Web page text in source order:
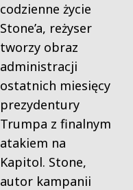
codzienne życie
Stone’a, reżyser
tworzy obraz
administracji
ostatnich miesięcy
prezydentury
Trumpa z finalnym
atakiem na
Kapitol. Stone,
autor kampanii